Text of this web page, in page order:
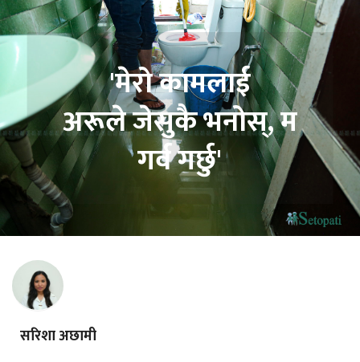
'मेरो कामलाई
अरूले जेसुकै भनोस्, म
गर्व गर्छु'
सरिशा अछामी